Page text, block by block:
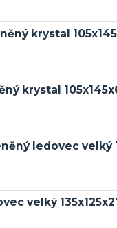
krystal
krystal
ledovec velký
velký